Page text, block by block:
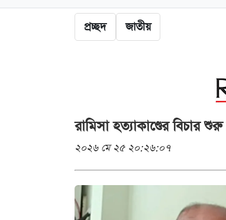
প্রচ্ছদ জাতীয়
রামিসা হত্যাকাণ্ডের বিচার
২০২৬ মে ২৫ ২০:২৬:০৭